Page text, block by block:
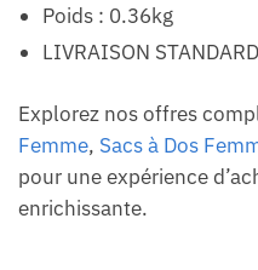
Poids : 0.36kg
LIVRAISON
Explorez nos offres
Femme, Sacs à Dos
pour une expérience
enrichissante.